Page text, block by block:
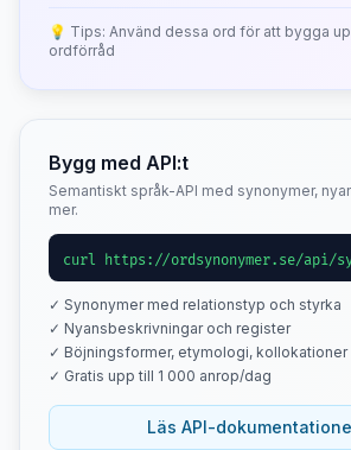
💡 Tips: Använd dessa ord för att bygga
ordförråd
Bygg med API:t
Semantiskt språk-API med synonymer,
mer.
curl https://ordsynonymer.se/api/
✓ Synonymer med relationstyp och styrka
✓ Nyansbeskrivningar och register
✓ Böjningsformer, etymologi, kollokationer
✓ Gratis upp till 1 000 anrop/dag
Läs API-